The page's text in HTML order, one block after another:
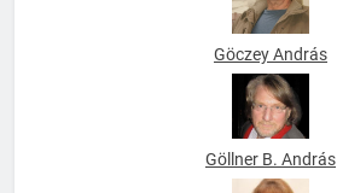
Göczey András
Göllner B. András